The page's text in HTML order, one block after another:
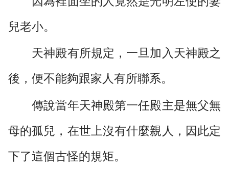
兒老小。
天神殿有所規定，一旦加入天神殿之
後，便不能夠跟家人有所聯系。
傳說當年天神殿第一任殿主是無父無
母的孤兒，在世上沒有什麼親人，因此定
下了這個古怪的規矩。